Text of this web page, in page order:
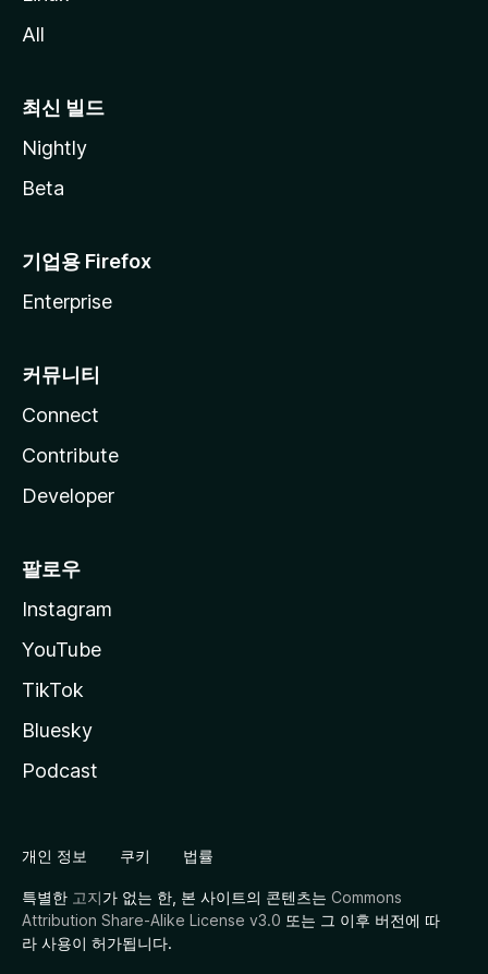
All
최신 빌드
Nightly
Beta
기업용 Firefox
Enterprise
커뮤니티
Connect
Contribute
Developer
팔로우
Instagram
YouTube
TikTok
Bluesky
Podcast
개인 정보 쿠키 법률
특별한 고지가 없는 한, 본 사이트의 콘텐츠는 Commons
Attribution Share-Alike License v3.0 또는 그 이후 버전에 따
라 사용이 허가됩니다.